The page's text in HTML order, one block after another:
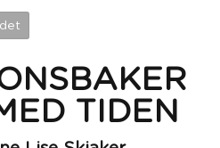
TIDEN